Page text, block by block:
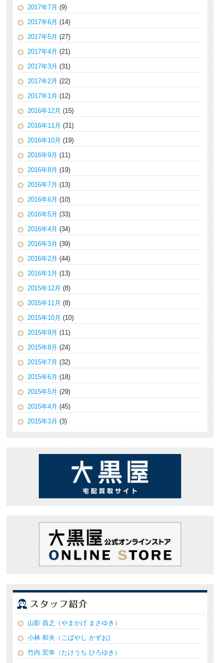
2017年7月 (9)
2017年6月 (14)
2017年5月 (27)
2017年4月 (21)
2017年3月 (31)
2017年2月 (22)
2017年1月 (12)
2016年12月 (15)
2016年11月 (31)
2016年10月 (19)
2016年9月 (11)
2016年8月 (19)
2016年7月 (13)
2016年6月 (10)
2016年5月 (33)
2016年4月 (34)
2016年3月 (39)
2016年2月 (44)
2016年1月 (13)
2015年12月 (8)
2015年11月 (8)
2015年10月 (10)
2015年9月 (11)
2015年8月 (24)
2015年7月 (32)
2015年6月 (18)
2015年5月 (29)
2015年4月 (45)
2015年3月 (3)
山影 昌之（やまかげ まさゆき）
小林 和夫（こばやし かずお)
竹内 宏幸（たけうち ひろゆき）